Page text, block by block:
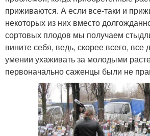
приживаются. А если все-таки и
некоторых из них вместо
сортовых плодов мы получаем
вините себя, ведь, скорее всего,
умении ухаживать за молодыми
первоначально саженцы были не